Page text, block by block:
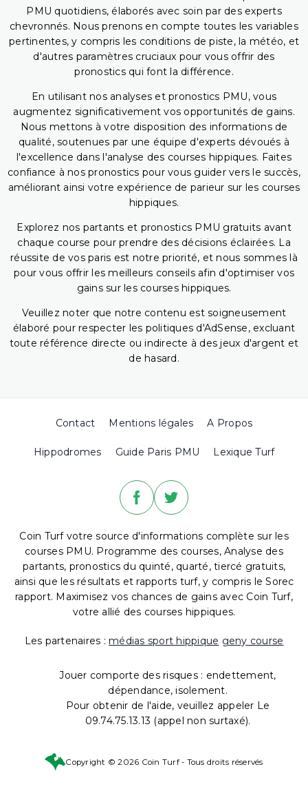
PMU quotidiens, élaborés avec soin par des experts
chevronnés. Nous prenons en compte toutes les variables
pertinentes, y compris les conditions de piste, la météo, et
d'autres paramètres cruciaux pour vous offrir des
pronostics qui font la différence.
En utilisant nos analyses et pronostics PMU, vous
augmentez significativement vos opportunités de gains.
Nous mettons à votre disposition des informations de
qualité, soutenues par une équipe d'experts dévoués à
l'excellence dans l'analyse des courses hippiques. Faites
confiance à nos pronostics pour vous guider vers le succès,
améliorant ainsi votre expérience de parieur sur les courses
hippiques.
Explorez nos partants et pronostics PMU gratuits avant
chaque course pour prendre des décisions éclairées. La
réussite de vos paris est notre priorité, et nous sommes là
pour vous offrir les meilleurs conseils afin d'optimiser vos
gains sur les courses hippiques.
Veuillez noter que notre contenu est soigneusement
élaboré pour respecter les politiques d'AdSense, excluant
toute référence directe ou indirecte à des jeux d'argent et
de hasard.
Contact Mentions légales A Propos
Hippodromes Guide Paris PMU Lexique Turf
Coin Turf votre source d'informations complète sur les
courses PMU. Programme des courses, Analyse des
partants, pronostics du quinté, quarté, tiercé gratuits,
ainsi que les résultats et rapports turf, y compris le Sorec
rapport. Maximisez vos chances de gains avec Coin Turf,
votre allié des courses hippiques.
Les partenaires : médias sport hippique geny course
Jouer comporte des risques : endettement,
dépendance, isolement.
Pour obtenir de l'aide, veuillez appeler Le
09.74.75.13.13 (appel non surtaxé).
Copyright © 2026 Coin Turf - Tous droits réservés